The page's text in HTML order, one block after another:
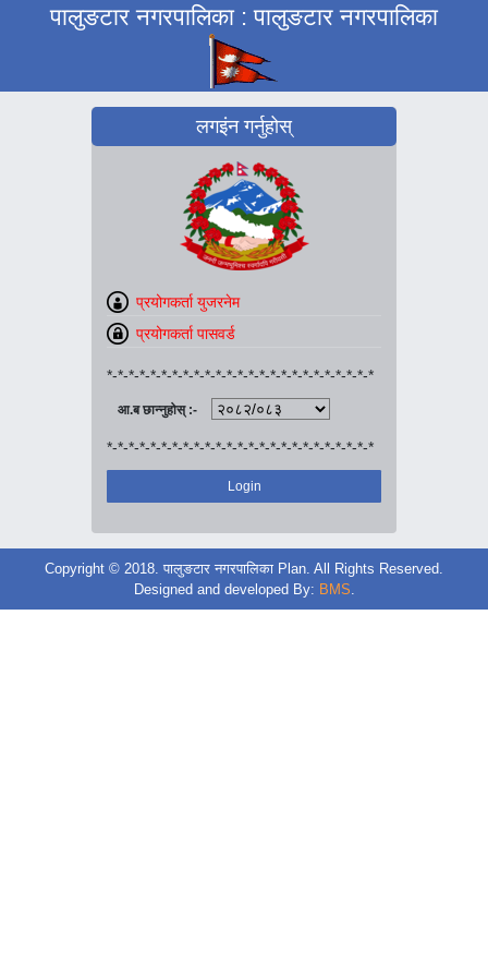
पालुङटार नगरपालिका : पालुङटार नगरपालिका
लगइंन गर्नुहोस्
*-*-*-*-*-*-*-*-*-*-*-*-*-*-*-*-*-*-*-*-*-*-*-*-*
आ.ब छान्नुहोस् :-
*-*-*-*-*-*-*-*-*-*-*-*-*-*-*-*-*-*-*-*-*-*-*-*-*
Copyright © 2018. पालुङटार नगरपालिका Plan. All Rights Reserved.
Designed and developed By: BMS.